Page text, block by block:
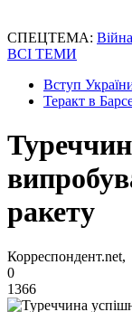
СПЕЦТЕМА:
ВСІ ТЕМИ
Вступ
Теракт в
ракету
0
1366